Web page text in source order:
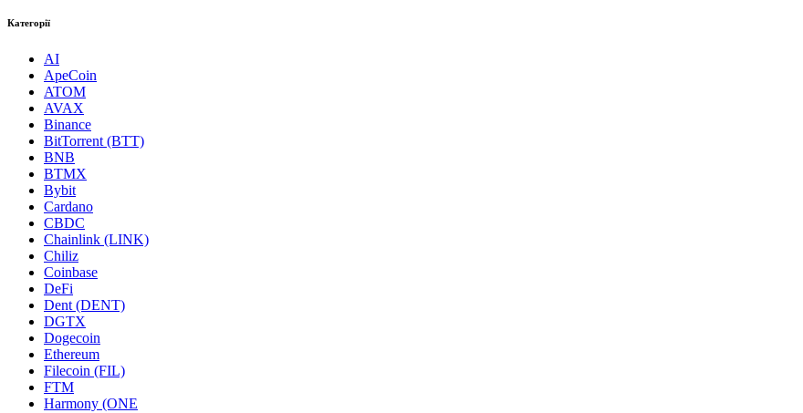
Категорії
AI
ApeCoin
ATOM
AVAX
Binance
BitTorrent (BTT)
BNB
BTMX
Bybit
Cardano
CBDC
Chainlink (LINK)
Chiliz
Coinbase
DeFi
Dent (DENT)
DGTX
Dogecoin
Ethereum
Filecoin (FIL)
FTM
Harmony (ONE